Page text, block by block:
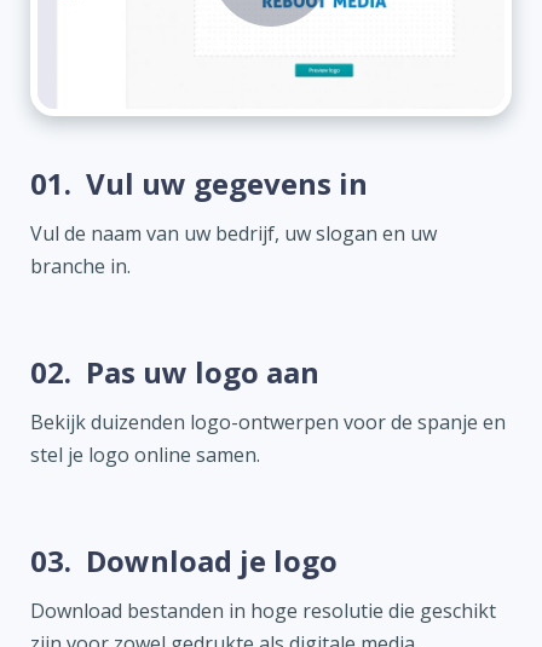
01. Vul uw gegevens in
Vul de naam van uw bedrijf, uw slogan en uw
branche in.
02. Pas uw logo aan
Bekijk duizenden logo-ontwerpen voor de spanje en
stel je logo online samen.
03. Download je logo
Download bestanden in hoge resolutie die geschikt